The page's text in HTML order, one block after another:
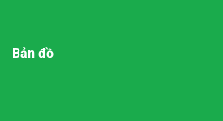
Bản đồ